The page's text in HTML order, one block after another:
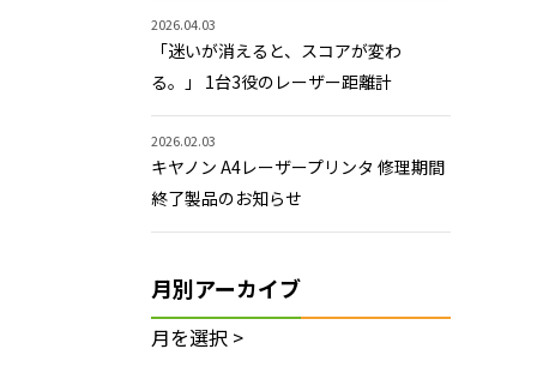
2026.04.03
「迷いが消えると、スコアが変わ
る。」 1台3役のレーザー距離計
2026.02.03
キヤノン A4レーザープリンタ 修理期間
終了製品のお知らせ
月別アーカイブ